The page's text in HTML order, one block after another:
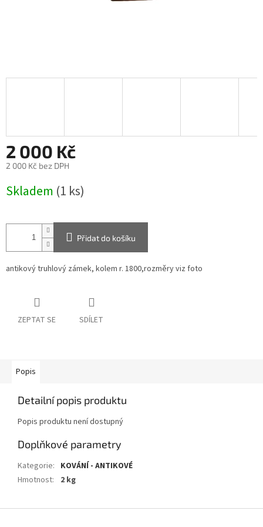
2 000 Kč
2 000 Kč bez DPH
cena:
Skladem (1 ks)
Přidat do košíku
antikový truhlový zámek, kolem r. 1800,rozměry viz foto
ZEPTAT SE SDÍLET
Popis
Detailní popis produktu
Popis produktu není dostupný
Doplňkové parametry
Kategorie: KOVÁNÍ - ANTIKOVÉ
Hmotnost: 2 kg